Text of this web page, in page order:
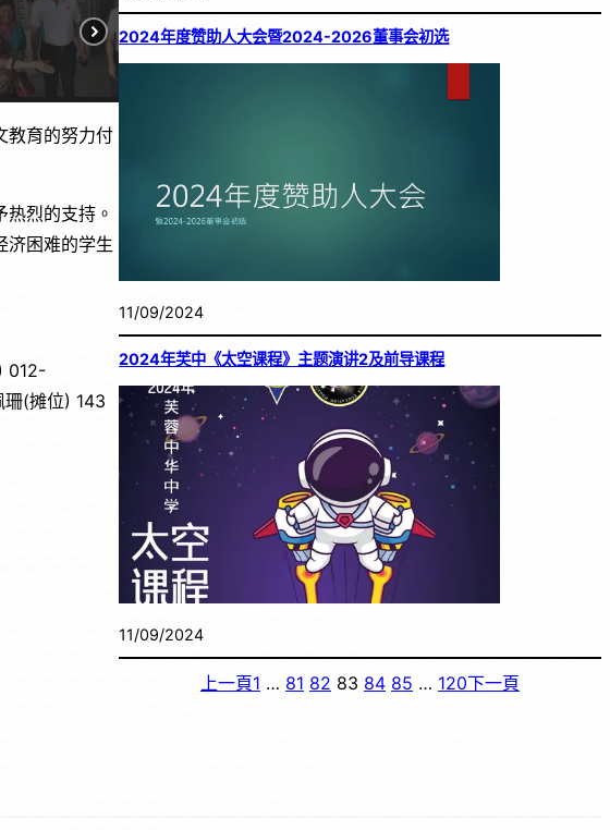
教育的努力付
烈的支持。
济困难的学生
012-
(摊位) 143
2024年度赞助人大会暨2024-2026董事会初选
11/09/2024
2024年芙中《太空课程》主题演讲2及前导课程
11/09/2024
上一頁1 … 81 82 83 84 85 … 120下一頁